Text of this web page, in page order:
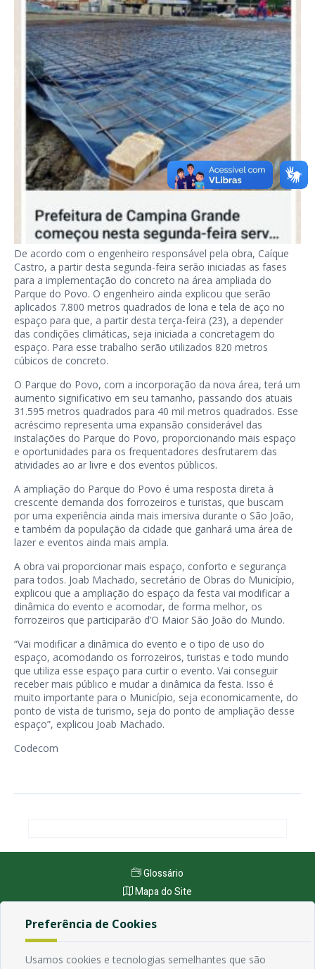
De acordo com o engenheiro responsável pela obra, Caíque
Castro, a partir desta segunda-feira serão iniciadas as fases
para a implementação do concreto na área ampliada do
Parque do Povo. O engenheiro ainda explicou que serão
aplicados 7.800 metros quadrados de lona e tela de aço no
espaço para que, a partir desta terça-feira (23), a depender
das condições climáticas, seja iniciada a concretagem do
espaço. Para esse trabalho serão utilizados 820 metros
cúbicos de concreto.
O Parque do Povo, com a incorporação da nova área, terá um
aumento significativo em seu tamanho, passando dos atuais
31.595 metros quadrados para 40 mil metros quadrados. Esse
acréscimo representa uma expansão considerável das
instalações do Parque do Povo, proporcionando mais espaço
e oportunidades para os frequentadores desfrutarem das
atividades ao ar livre e dos eventos públicos.
A ampliação do Parque do Povo é uma resposta direta à
crescente demanda dos forrozeiros e turistas, que buscam
por uma experiência ainda mais imersiva durante o São João,
e também da população da cidade que ganhará uma área de
lazer e eventos ainda mais ampla.
A obra vai proporcionar mais espaço, conforto e segurança
para todos. Joab Machado, secretário de Obras do Município,
explicou que a ampliação do espaço da festa vai modificar a
dinâmica do evento e acomodar, de forma melhor, os
forrozeiros que participarão d’O Maior São João do Mundo.
“Vai modificar a dinâmica do evento e o tipo de uso do
espaço, acomodando os forrozeiros, turistas e todo mundo
que utiliza esse espaço para curtir o evento. Vai conseguir
receber mais público e mudar a dinâmica da festa. Isso é
muito importante para o Município, seja economicamente, do
ponto de vista de turismo, seja do ponto de ampliação desse
espaço”, explicou Joab Machado.
Codecom
Glossário
Mapa do Site
Manual de Navegação
Política de Privacidade
Preferência de Cookies
Usamos cookies e tecnologias semelhantes que são